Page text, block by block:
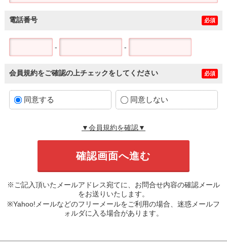
電話番号 必須
- -
会員規約をご確認の上チェックをしてください 必須
同意する 同意しない
▼会員規約を確認▼
※ご記入頂いたメールアドレス宛てに、お問合せ内容の確認メール
をお送りいたします。
※Yahoo!メールなどのフリーメールをご利用の場合、迷惑メールフ
ォルダに入る場合があります。